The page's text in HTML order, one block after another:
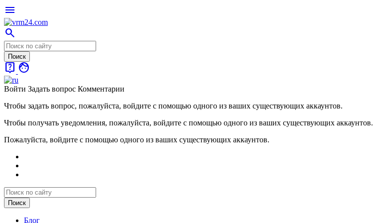
menu
search
live_help face
Войти Задать вопрос Комментарии
Чтобы задать вопрос, пожалуйста, войдите с помощью одного из ваших существующих аккаунтов.
Чтобы получать уведомления, пожалуйста, войдите с помощью одного из ваших существующих аккаунтов.
Пожалуйста, войдите с помощью одного из ваших существующих аккаунтов.
Блог